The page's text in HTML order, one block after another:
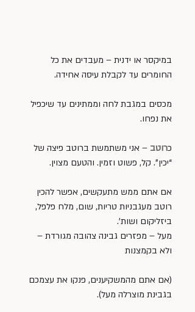
במיקסר או ידנית – מעבדים את כל
החומרים עד לקבלת עיסה אחידה.
מכסים במגבת לחה וממתינים עד שיכפיל
את נפחו.
כרוטב – אני משתמשת ברוטב פיצה של
“יכין”. קל, פשוט וזמין. והטעם מצוין.
אם אתם ממש מתעקשים, אפשר להכין
רוטב מעגבניות טריות, שום, מלח פלפל,
ביזליקום ושות’.
מעל – מפזרים גבינה צהובה מגורדת –
ולא בקמצנות
(אם אתם מהמשקיענים, פנקו את עצמכם
בגבינת מוצרלה מעל).